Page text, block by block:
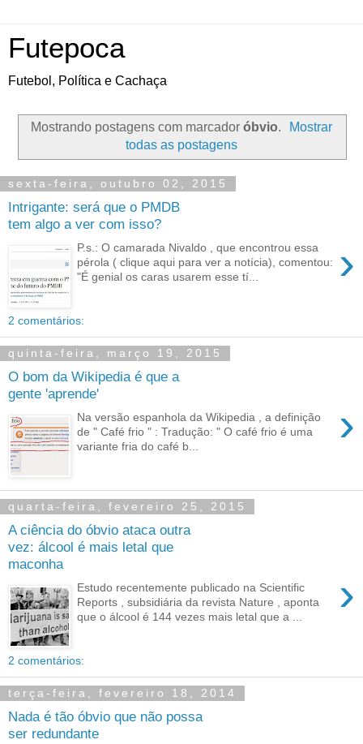
Futepoca
Futebol, Política e Cachaça
Mostrando postagens com marcador óbvio.
Mostrar
todas as postagens
sexta-feira, outubro 02, 2015
Intrigante: será que o PMDB
tem algo a ver com isso?
›
P.s.: O camarada Nivaldo , que encontrou essa
pérola ( clique aqui para ver a notícia), comentou:
"É genial os caras usarem esse tí...
2 comentários:
quinta-feira, março 19, 2015
O bom da Wikipedia é que a
gente 'aprende'
›
Na versão espanhola da Wikipedia , a definição
de " Café frio " : Tradução: " O café frio é uma
variante fria do café b...
quarta-feira, fevereiro 25, 2015
A ciência do óbvio ataca outra
vez: álcool é mais letal que
maconha
›
Estudo recentemente publicado na Scientific
Reports , subsidiária da revista Nature , aponta
que o álcool é 144 vezes mais letal que a ...
2 comentários:
terça-feira, fevereiro 18, 2014
Nada é tão óbvio que não possa
ser redundante